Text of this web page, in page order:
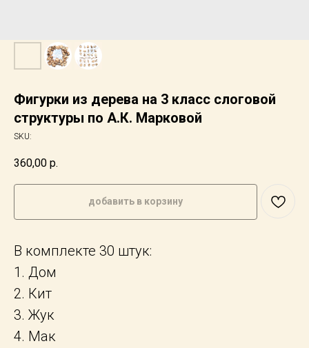
Фигурки из дерева на 3 класс слоговой
структуры по А.К. Марковой
SKU:
360,00 р.
добавить в корзину
В комплекте 30 штук:
1. Дом
2. Кит
3. Жук
4. Мак